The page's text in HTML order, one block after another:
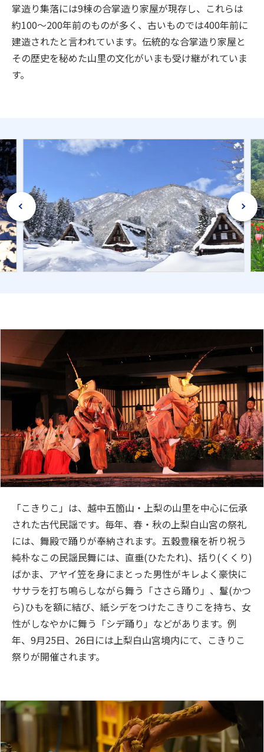
閉じる
掌造り集落には9棟の合掌造り家屋が現存し、これらは
約100～200年前のものが多く、古いものでは400年前に
建造されたと言われています。伝統的な合掌造り家屋と
その歴史を秘めた山里の文化がいまも受け継がれていま
す。
「こきりこ」は、越中五箇山・上梨の山里を中心に伝承
された古代民謡です。毎年、春・秋の上梨白山宮の祭礼
には、舞殿で踊りが奉納されます。五穀豊穣を祈り祝う
純朴なこの民謡民舞には、直垂(ひたたれ)、括り(くくり)
ばかま、アヤイ笠を身にまとった男性がキレよく豪快に
ササラを打ち鳴らしながら舞う「ささら踊り」、鬘(かつ
ら)ひもを額に結び、紙シデをつけたこきりこを持ち、女
性がしなやかに舞う「シデ踊り」などがあります。例
年、9月25日、26日には上梨白山宮境内にて、こきりこ
祭りが開催されます。